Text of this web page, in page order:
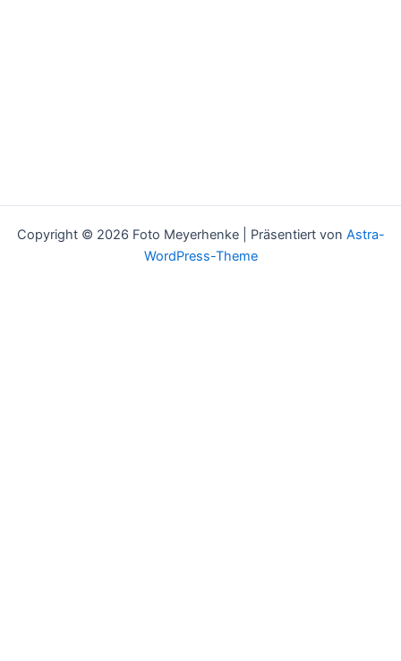
Copyright © 2026 Foto Meyerhenke | Präsentiert von Astra-
WordPress-Theme